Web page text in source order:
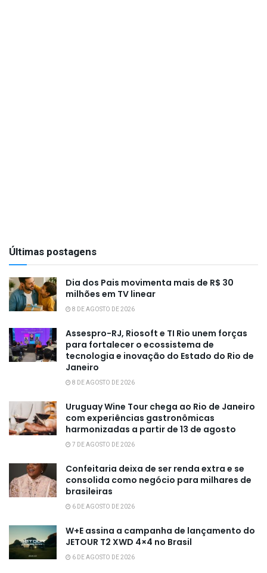
Últimas postagens
Dia dos Pais movimenta mais de R$ 30
milhões em TV linear
8 DE AGOSTO DE 2026
Assespro-RJ, Riosoft e TI Rio unem forças
para fortalecer o ecossistema de
tecnologia e inovação do Estado do Rio de
Janeiro
8 DE AGOSTO DE 2026
Uruguay Wine Tour chega ao Rio de Janeiro
com experiências gastronômicas
harmonizadas a partir de 13 de agosto
7 DE AGOSTO DE 2026
Confeitaria deixa de ser renda extra e se
consolida como negócio para milhares de
brasileiras
6 DE AGOSTO DE 2026
W+E assina a campanha de lançamento do
JETOUR T2 XWD 4×4 no Brasil
6 DE AGOSTO DE 2026